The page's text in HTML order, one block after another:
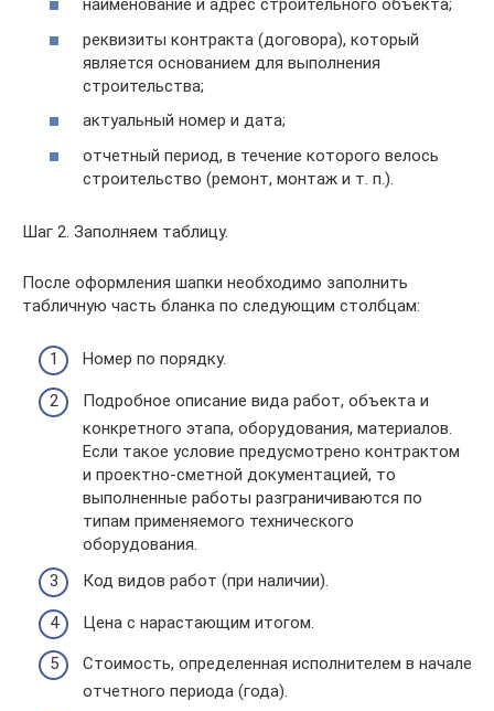
наименование и адрес строительного объекта;
реквизиты контракта (договора), который
является основанием для выполнения
строительства;
актуальный номер и дата;
отчетный период, в течение которого велось
строительство (ремонт, монтаж и т. п.).
Шаг 2. Заполняем таблицу.
После оформления шапки необходимо заполнить
табличную часть бланка по следующим столбцам:
Номер по порядку.
Подробное описание вида работ, объекта и
конкретного этапа, оборудования, материалов.
Если такое условие предусмотрено контрактом
и проектно-сметной документацией, то
выполненные работы разграничиваются по
типам применяемого технического
оборудования.
Код видов работ (при наличии).
Цена с нарастающим итогом.
Стоимость, определенная исполнителем в начале
отчетного периода (года).